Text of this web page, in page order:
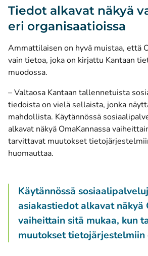
Tiedot alkavat näkyä
eri organisaatioissa
Ammattilaisen on hyvä muistaa, että
vain tietoa, joka on kirjattu Kantaan
muodossa.
– Valtaosa Kantaan tallennetuista
tiedoista on vielä sellaista, jonka
mahdollista. Käytännössä
alkavat näkyä OmaKannassa
tarvittavat muutokset
huomauttaa.
Käytännössä
asiakastiedot alkavat näkyä
vaiheittain sitä mukaa, kun
muutokset tietojärjestelmiin